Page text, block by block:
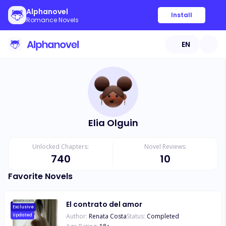
Alphanovel
Romance Novels
Install
EN
Elia Olguin
Unlocked Chapters:
740
Novel Reviews:
10
Favorite Novels
Exclusive
Updated
El contrato del amor
Author: Renata CostaStatus: Completed